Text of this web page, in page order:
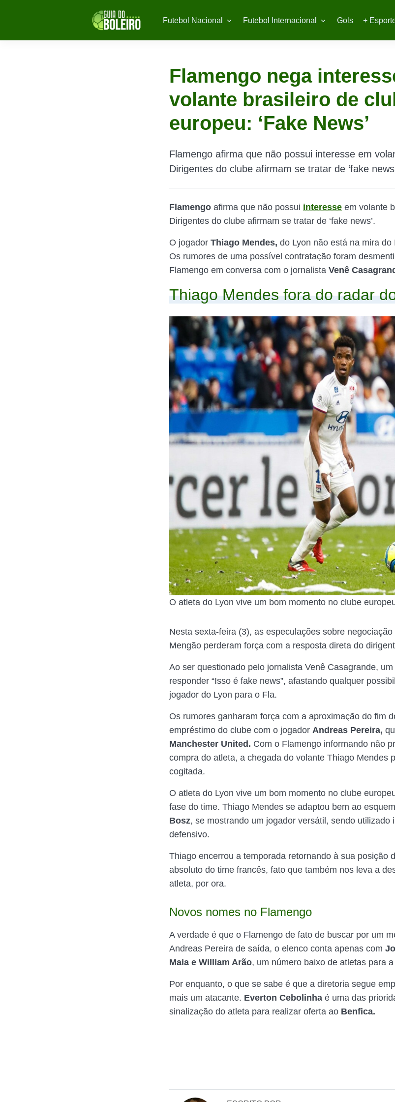
Futebol Nacional Futebol Internacional Gols +
Flamengo nega
volante brasileiro de
europeu: ‘Fake News’
Flamengo afirma que não possui interesse em
Dirigentes do clube afirmam se tratar de ‘fake
Flamengo afirma que não possui interesse em volante
Dirigentes do clube afirmam se tratar de ‘fake news’.
O jogador Thiago Mendes, do Lyon não está na mira
Os rumores de uma possível contratação foram
Flamengo em conversa com o jornalista Venê
Thiago Mendes fora do radar
O atleta do Lyon vive um bom momento no clube
Nesta sexta-feira (3), as especulações sobre
Mengão perderam força com a resposta direta do
Ao ser questionado pelo jornalista Venê Casagrande,
responder “Isso é fake news”, afastando qualquer
jogador do Lyon para o Fla.
Os rumores ganharam força com a aproximação do fim
empréstimo do clube com o jogador Andreas Pereira,
Manchester United. Com o Flamengo informando não
compra do atleta, a chegada do volante Thiago Mendes
cogitada.
O atleta do Lyon vive um bom momento no clube
fase do time. Thiago Mendes se adaptou bem ao
Bosz, se mostrando um jogador versátil, sendo utilizado
defensivo.
Thiago encerrou a temporada retornando à sua posição
absoluto do time francês, fato que também nos leva a
atleta, por ora.
Novos nomes no Flamengo
A verdade é que o Flamengo de fato de buscar por um
Andreas Pereira de saída, o elenco conta apenas com
Maia e William Arão, um número baixo de atletas para
Por enquanto, o que se sabe é que a diretoria segue
mais um atacante. Everton Cebolinha é uma das
sinalização do atleta para realizar oferta ao Benfica.